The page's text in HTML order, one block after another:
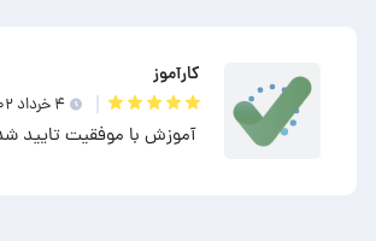
کارآموز
۴ خرداد ۱۴۰۲
آموزش با موفقیت تایید